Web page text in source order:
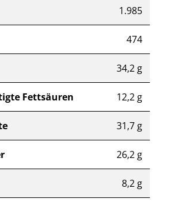
1.985
474
34,2 g
Fettsäuren 12,2 g
31,7 g
26,2 g
8,2 g